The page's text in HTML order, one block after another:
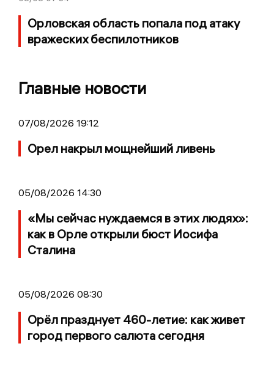
Орловская область попала под атаку
вражеских беспилотников
Главные новости
07/08/2026 19:12
Орел накрыл мощнейший ливень
05/08/2026 14:30
«Мы сейчас нуждаемся в этих людях»:
как в Орле открыли бюст Иосифа
Сталина
05/08/2026 08:30
Орёл празднует 460-летие: как живет
город первого салюта сегодня